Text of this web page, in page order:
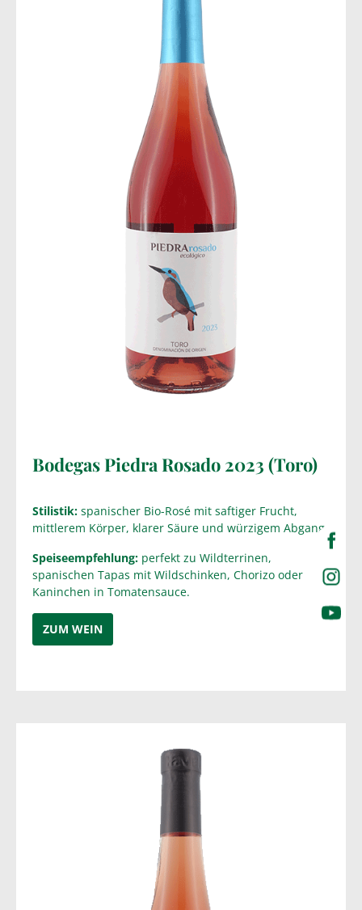
Bodegas Piedra Rosado 2023 (Toro)
Stilistik: spanischer Bio-Rosé mit saftiger Frucht,
mittlerem Körper, klarer Säure und würzigem Abgang.
Speiseempfehlung: perfekt zu Wildterrinen,
spanischen Tapas mit Wildschinken, Chorizo oder
Kaninchen in Tomatensauce.
ZUM WEIN